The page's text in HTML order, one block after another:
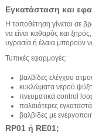
Εγκατάσταση και
Η τοποθέτηση γίνεται σε
να είναι καθαρός και
υγρασία ή έλαια μπορούν
Τυπικές εφαρμογές:
βαλβίδες ελέγχου
κυκλώματα νερού
πνευματικά control
παλαιότερες
βαλβίδες με
RP01 ή RE01;